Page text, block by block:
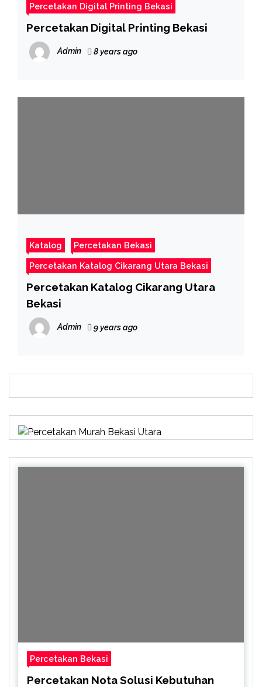
Percetakan Digital Printing Bekasi
Percetakan Digital Printing Bekasi
Admin 8 years ago
Katalog Percetakan Bekasi
Percetakan Katalog Cikarang Utara Bekasi
Percetakan Katalog Cikarang Utara
Bekasi
Admin 9 years ago
Percetakan Bekasi
Percetakan Nota Solusi Kebutuhan